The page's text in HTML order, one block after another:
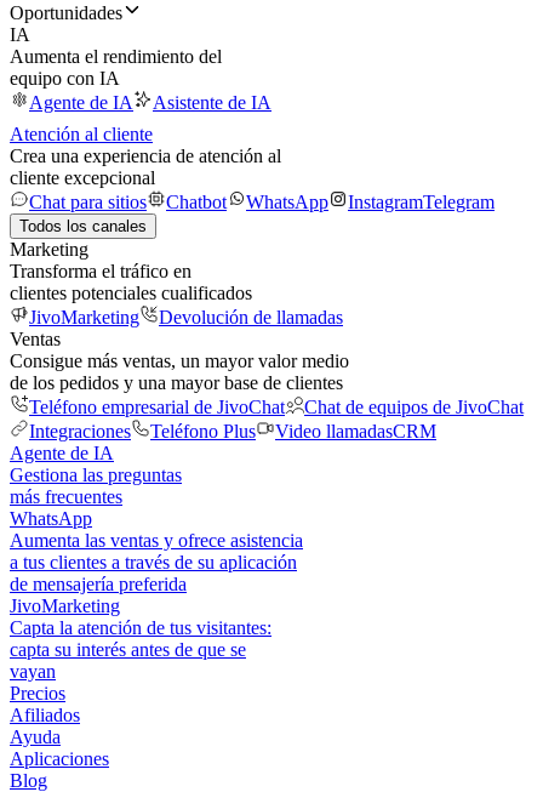
Oportunidades
IA
Aumenta el rendimiento del
equipo con IA
Agente de IA
Asistente de IA
Atención al cliente
Crea una experiencia de atención al
cliente excepcional
Chat para sitios
Chatbot WhatsApp InstagramTelegram
Todos los canales
Marketing
Transforma el tráfico en
clientes potenciales cualificados
JivoMarketing
Devolución de llamadas
Ventas
Consigue más ventas, un mayor valor medio
de los pedidos y una mayor base de clientes
Teléfono empresarial de JivoChat
Chat de equipos de JivoChat
Integraciones
Teléfono Plus Video llamadasCRM
Agente de IA
Gestiona las preguntas
más frecuentes
WhatsApp
Aumenta las ventas y ofrece asistencia
a tus clientes a través de su aplicación
de mensajería preferida
JivoMarketing
Capta la atención de tus visitantes:
capta su interés antes de que se
vayan
Precios
Afiliados
Ayuda
Aplicaciones
Blog